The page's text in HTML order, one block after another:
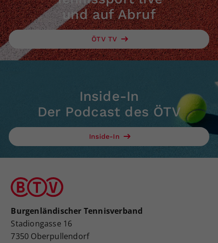
und auf Abruf
ÖTV TV
Inside-In
Der Podcast des ÖTV
Inside-In
Burgenländischer Tennisverband
Stadiongasse 16
7350 Oberpullendorf